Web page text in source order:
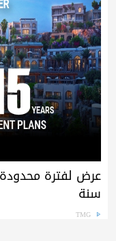
سنة
TMG